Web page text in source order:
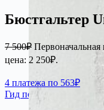
Бюстгальтер
7 500₽ Первоначальная
цена: 2 250₽.
4 платежа по 563₽
Гид по размерам